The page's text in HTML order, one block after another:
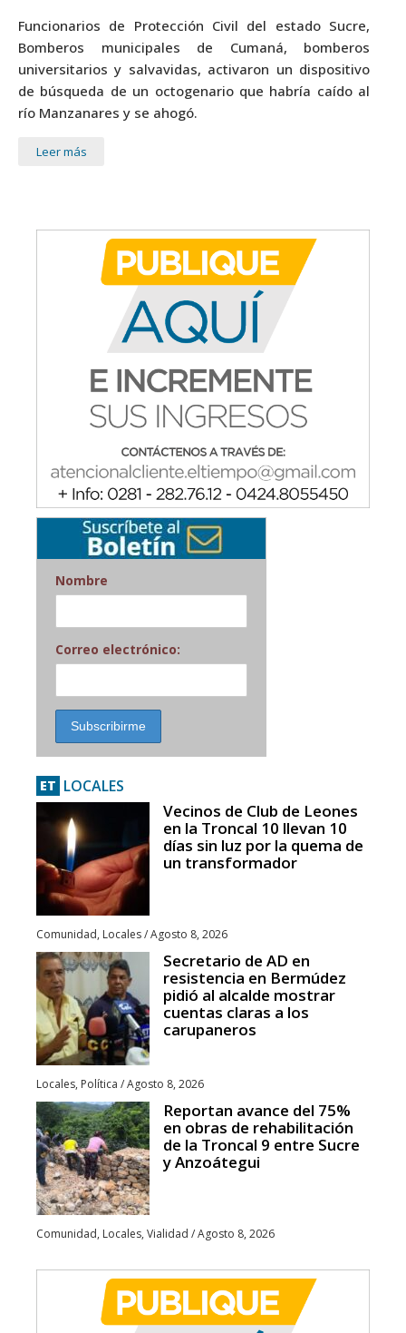
Funcionarios de Protección Civil del estado Sucre,
Bomberos municipales de Cumaná, bomberos
universitarios y salvavidas, activaron un dispositivo
de búsqueda de un octogenario que habría caído al
río Manzanares y se ahogó.
Leer más
Nombre
Correo electrónico:
ET LOCALES
Vecinos de Club de Leones
en la Troncal 10 llevan 10
días sin luz por la quema de
un transformador
Comunidad, Locales/Agosto 8, 2026
Secretario de AD en
resistencia en Bermúdez
pidió al alcalde mostrar
cuentas claras a los
carupaneros
Locales, Política /Agosto 8, 2026
Reportan avance del 75%
en obras de rehabilitación
de la Troncal 9 entre Sucre
y Anzoátegui
Comunidad, Locales, Vialidad /Agosto 8, 2026